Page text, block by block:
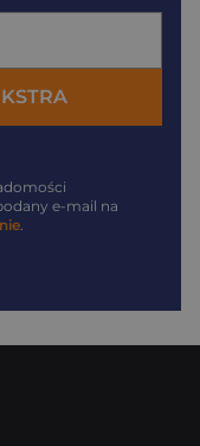
e-mail na
.